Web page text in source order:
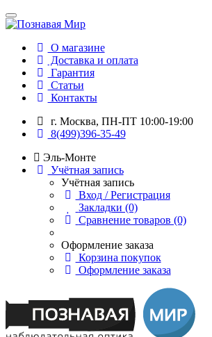
О магазине
Доставка и оплата
Гарантия
Статьи
Контакты
г. Москва, ПН-ПТ 10:00-19:00
8(499)396-35-49
Эль-Монте
Учётная запись
Учётная запись
Вход / Регистрация
Закладки (0)
Сравнение товаров (0)
Оформление заказа
Корзина покупок
Оформление заказа